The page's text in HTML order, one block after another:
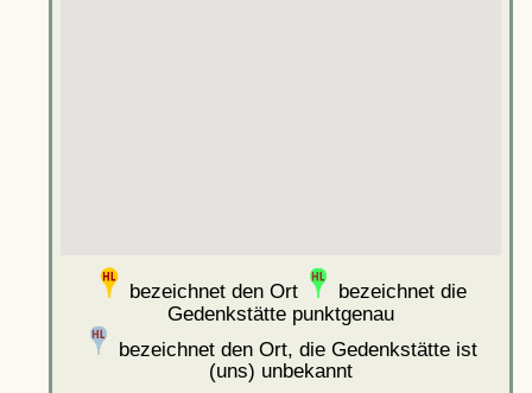
bezeichnet den Ort
bezeichnet die
Gedenkstätte punktgenau
bezeichnet den Ort, die Gedenkstätte ist
(uns) unbekannt